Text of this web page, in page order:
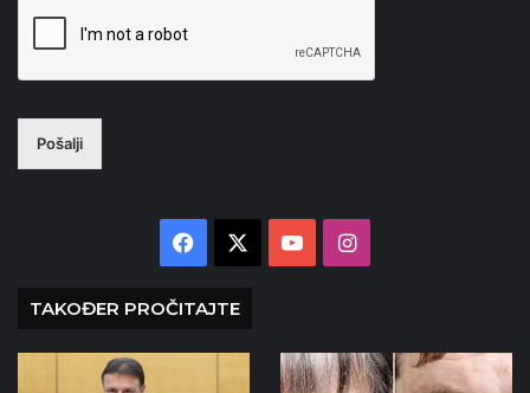
Pošalji
Facebook YouTubeInstagram
TAKOĐER PROČITAJTE